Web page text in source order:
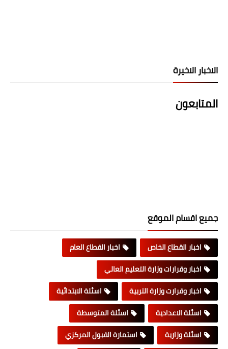
الاخبار الاخيرة
المتابعون
جميع اقسام الموقع
اخبار القطاع الخاص
اخبار القطاع العام
اخبار وقرارات وزارة التعليم العالي
اخبار وقرارت وزارة التربية
اسئلة الابتدائية
اسئلة الاعدادية
اسئلة المتوسطة
اسئلة وزارية
استمارة القبول المركزي